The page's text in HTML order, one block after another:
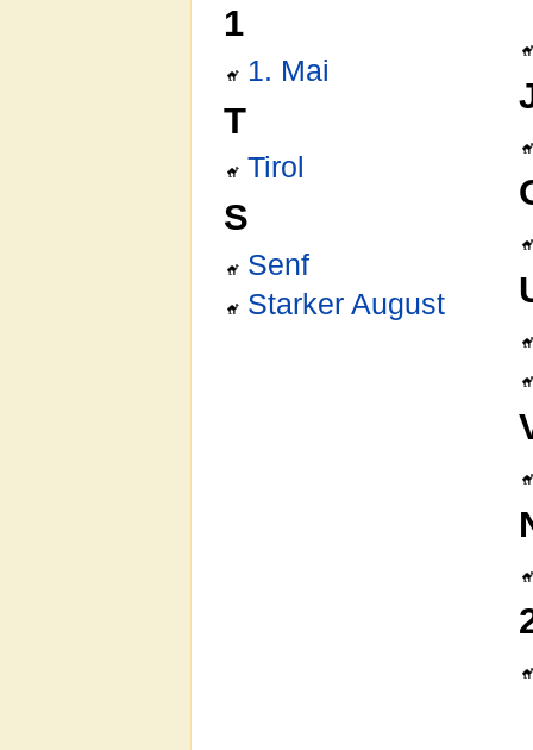
1
1. Mai
T
Tirol
S
Senf
Starker August